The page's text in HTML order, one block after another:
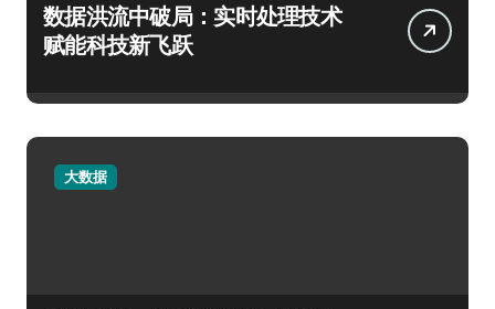
数据洪流中破局：实时处理技术
赋能科技新飞跃
大数据